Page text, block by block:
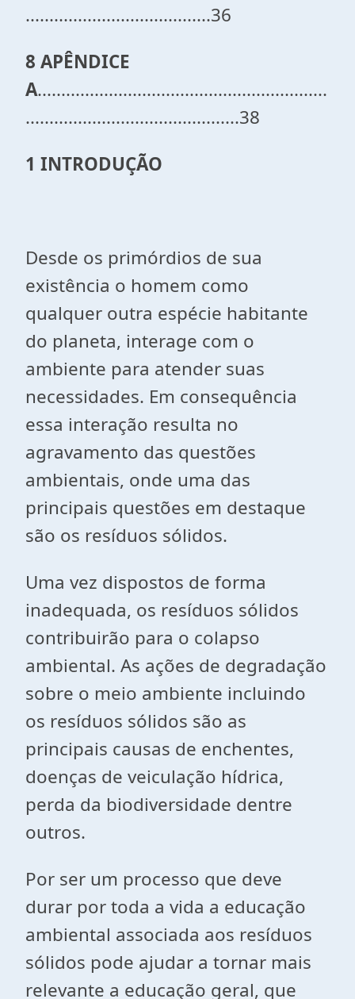
.......................................36
8 APÊNDICE
A.............................................................
.............................................38
1 INTRODUÇÃO
Desde os primórdios de sua
existência o homem como
qualquer outra espécie habitante
do planeta, interage com o
ambiente para atender suas
necessidades. Em consequência
essa interação resulta no
agravamento das questões
ambientais, onde uma das
principais questões em destaque
são os resíduos sólidos.
Uma vez dispostos de forma
inadequada, os resíduos sólidos
contribuirão para o colapso
ambiental. As ações de degradação
sobre o meio ambiente incluindo
os resíduos sólidos são as
principais causas de enchentes,
doenças de veiculação hídrica,
perda da biodiversidade dentre
outros.
Por ser um processo que deve
durar por toda a vida a educação
ambiental associada aos resíduos
sólidos pode ajudar a tornar mais
relevante a educação geral, que